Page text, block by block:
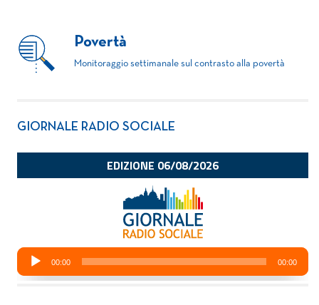
Povertà
Monitoraggio settimanale sul contrasto alla povertà
GIORNALE RADIO SOCIALE